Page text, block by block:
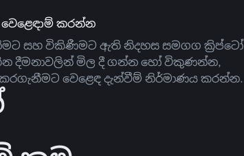
කරන්න
සහ විකිණීමට ඇති නිදහස සමගග ක්‍රිප්ටෝ
දීමනාවලින් මිල දී ගන්න හෝ විකුණන්න,
වෙළෙඳ දැන්වීම් නිර්මාණය කරන්න.